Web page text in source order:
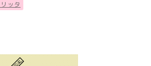
ッタ